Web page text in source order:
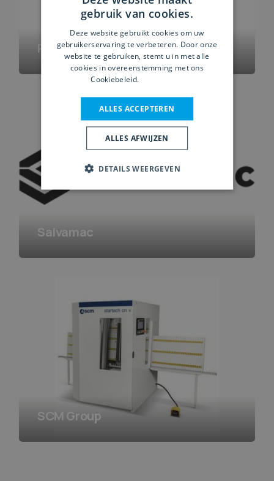
Robland
Salvamac
SCM Group
gebruik van cookies.
Deze website gebruikt cookies om uw
gebruikerservaring te verbeteren. Door onze
website te gebruiken, stemt u in met alle
cookies in overeenstemming met ons
Cookiebeleid.
ALLES ACCEPTEREN
ALLES AFWIJZEN
DETAILS WEERGEVEN